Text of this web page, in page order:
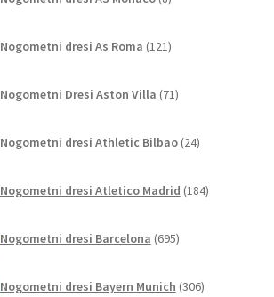
izdelkov
Nogometni dresi As Roma 121izdelkov
Nogometni Dresi Aston Villa 71izdelkov
Nogometni dresi Athletic Bilbao 24izdelkov
Nogometni dresi Atletico Madrid 184izdelkov
Nogometni dresi Barcelona 695izdelkov
Nogometni dresi Bayern Munich 306